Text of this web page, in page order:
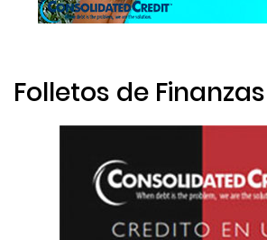
Folletos de Finanzas